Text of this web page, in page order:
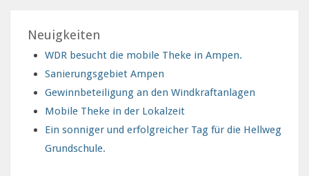
Neuigkeiten
WDR besucht die mobile Theke in Ampen.
Sanierungsgebiet Ampen
Gewinnbeteiligung an den Windkraftanlagen
Mobile Theke in der Lokalzeit
Ein sonniger und erfolgreicher Tag für die Hellweg
Grundschule.